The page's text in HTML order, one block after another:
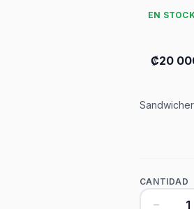
EN
₡20
CANTIDAD